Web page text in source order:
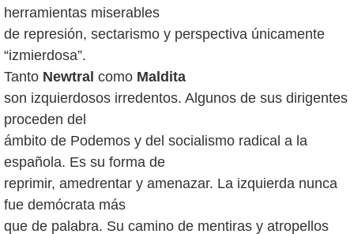
herramientas miserables
de represión, sectarismo y perspectiva únicamente
“izmierdosa”.
Tanto Newtral como Maldita
son izquierdosos irredentos. Algunos de sus dirigentes
proceden del
ámbito de Podemos y del socialismo radical a la
española. Es su forma de
reprimir, amedrentar y amenazar. La izquierda nunca
fue demócrata más
que de palabra. Su camino de mentiras y atropellos